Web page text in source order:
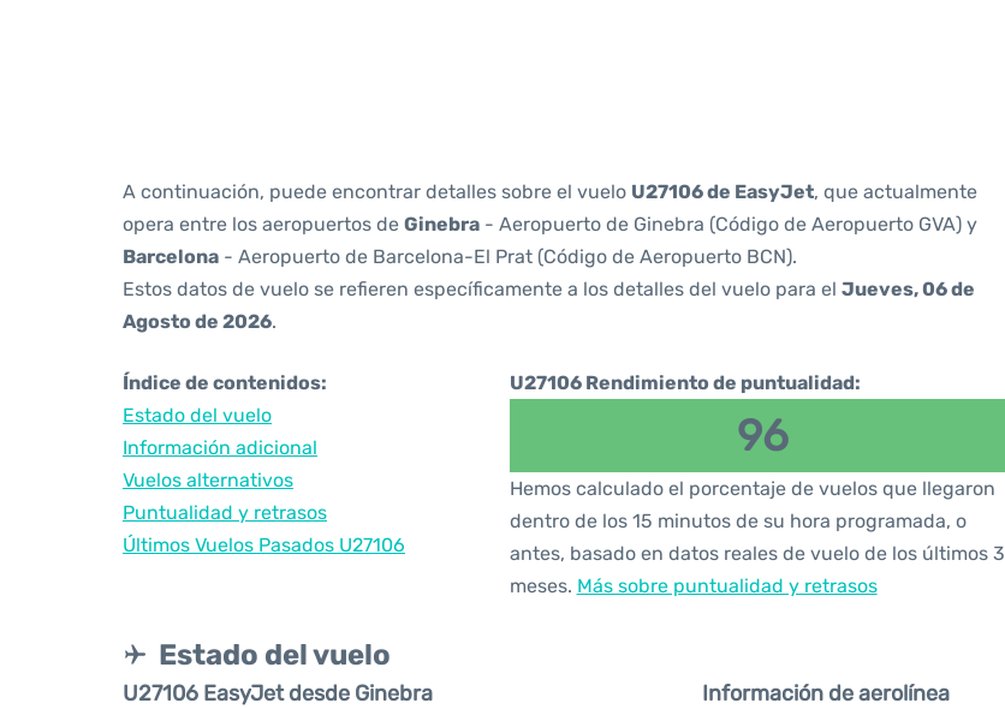
A continuación, puede encontrar detalles sobre el vuelo U27106 de EasyJet, que actualmente
opera entre los aeropuertos de Ginebra - Aeropuerto de Ginebra (Código de Aeropuerto GVA) y
Barcelona - Aeropuerto de Barcelona-El Prat (Código de Aeropuerto BCN).
Estos datos de vuelo se refieren específicamente a los detalles del vuelo para el Jueves, 06 de
Agosto de 2026.
Índice de contenidos:
Estado del vuelo
Información adicional
Vuelos alternativos
Puntualidad y retrasos
Últimos Vuelos Pasados U27106
U27106 Rendimiento de puntualidad:
96
Hemos calculado el porcentaje de vuelos que llegaron
dentro de los 15 minutos de su hora programada, o
antes, basado en datos reales de vuelo de los últimos 3
meses. Más sobre puntualidad y retrasos
Estado del vuelo
U27106 EasyJet desde Ginebra Información de aerolínea